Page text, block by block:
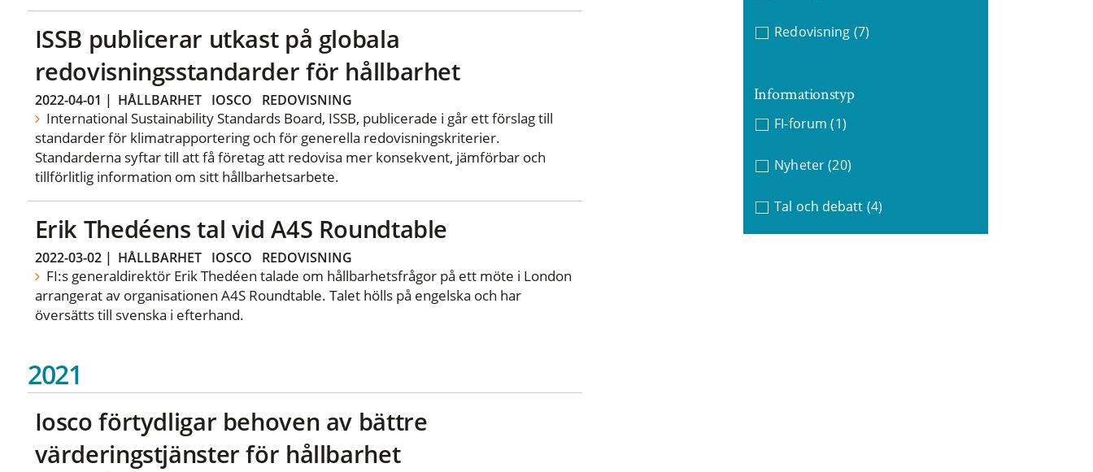
ISSB publicerar utkast på globala
redovisningsstandarder för hållbarhet
2022-04-01 | HÅLLBARHET IOSCO REDOVISNING
International Sustainability Standards Board, ISSB, publicerade i går ett förslag till
standarder för klimatrapportering och för generella redovisningskriterier.
Standarderna syftar till att få företag att redovisa mer konsekvent, jämförbar och
tillförlitlig information om sitt hållbarhetsarbete.
Erik Thedéens tal vid A4S Roundtable
2022-03-02| HÅLLBARHET IOSCO REDOVISNING
FI:s generaldirektör Erik Thedéen talade om hållbarhetsfrågor på ett möte i London
arrangerat av organisationen A4S Roundtable. Talet hölls på engelska och har
översätts till svenska i efterhand.
2021
Iosco förtydligar behoven av bättre
värderingstjänster för hållbarhet
Redovisning (7)
Informationstyp
FI-forum (1)
Nyheter (20)
Tal och debatt (4)